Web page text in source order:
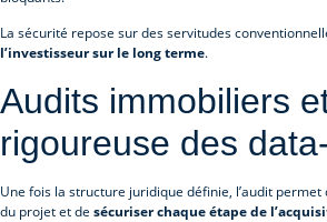
La sécurité repose sur des servitudes
l’investisseur sur le long terme.
Audits immobiliers
rigoureuse des
Une fois la structure juridique définie, l’audit
du projet et de sécuriser chaque étape de